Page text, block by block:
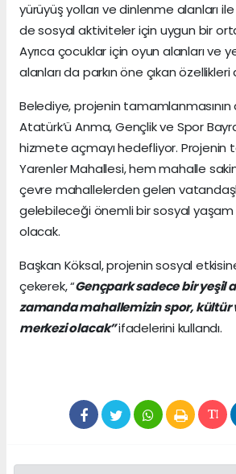
yürüyüş yolları ve dinlenme alanları
de sosyal aktiviteler için uygun bir
Ayrıca çocuklar için oyun alanları ve
alanları da parkın öne çıkan özellikleri
Belediye, projenin tamamlanmasının
Atatürk’ü Anma, Gençlik ve Spor
hizmete açmayı hedefliyor. Projenin
Yarenler Mahallesi, hem mahalle
çevre mahallelerden gelen
gelebileceği önemli bir sosyal yaşam
olacak.
Başkan Köksal, projenin sosyal
çekerek, “Gençpark sadece bir yeşil
zamanda mahallemizin spor, kültür
merkezi olacak”ifadelerini kullandı.